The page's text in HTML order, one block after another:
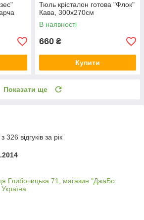
Тюль крісталон готова "Флок"
Кава, 300х270см
В наявності
660 ₴
Купити
Показати ще
відгуків за рік
Глибочицька 71, магазин "ДжаБо